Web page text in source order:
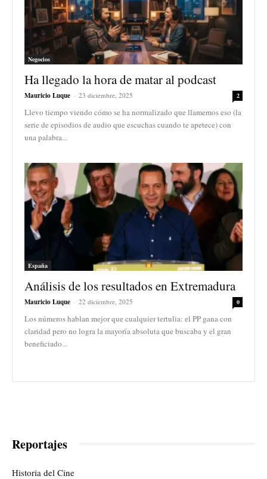
Negocios
Ha llegado la hora de matar al podcast
Mauricio Luque - 23 diciembre, 2025 2
Llevo tiempo viendo cómo se ha normalizado que llamemos eso (la
serie de episodios de audio que escuchas cuando te apetece) con
una palabra...
España
Análisis de los resultados en Extremadura
Mauricio Luque - 22 diciembre, 2025 0
Los números hablan mejor que cualquier tertulia: el PP gana con
claridad pero no logra la mayoría absoluta que buscaba y el gran
beneficiado...
Reportajes
Historia del Cine